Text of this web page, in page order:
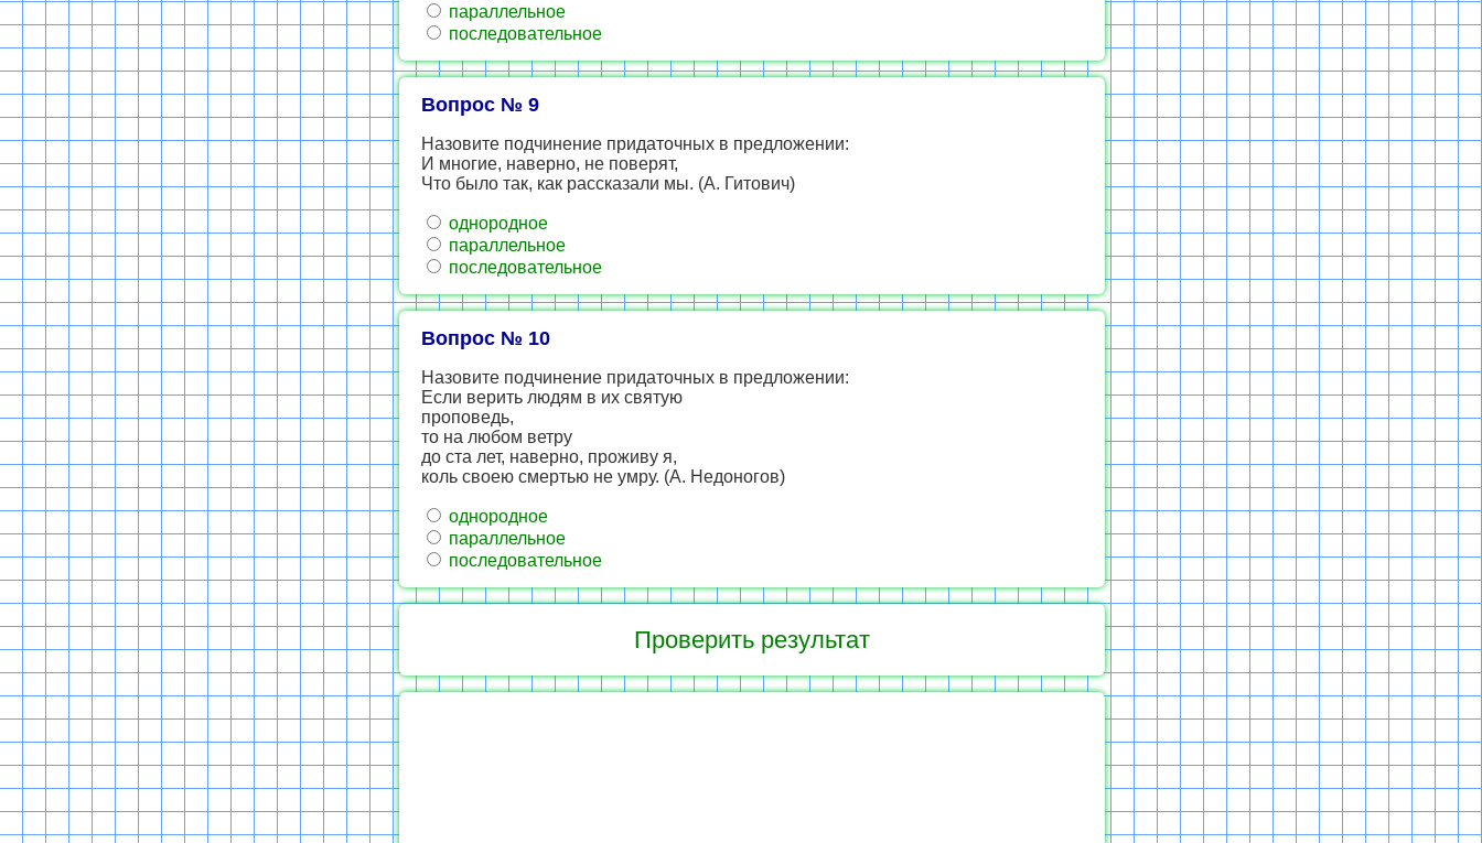
параллельное
последовательное
Вопрос № 9
Назовите подчинение придаточных в предложении:
И многие, наверно, не поверят,
Что было так, как рассказали мы. (А. Гитович)
однородное
параллельное
последовательное
Вопрос № 10
Назовите подчинение придаточных в предложении:
Если верить людям в их святую
проповедь,
то на любом ветру
до ста лет, наверно, проживу я,
коль своею смертью не умру. (А. Недоногов)
однородное
параллельное
последовательное